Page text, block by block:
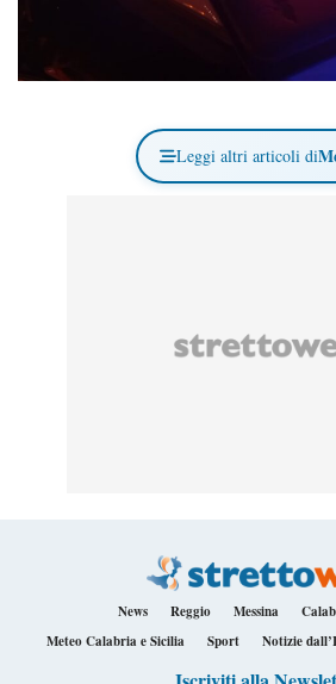
Leggi altri articoli di
News Reggio Messina
Meteo Calabria e Sicilia
Sport Notizie